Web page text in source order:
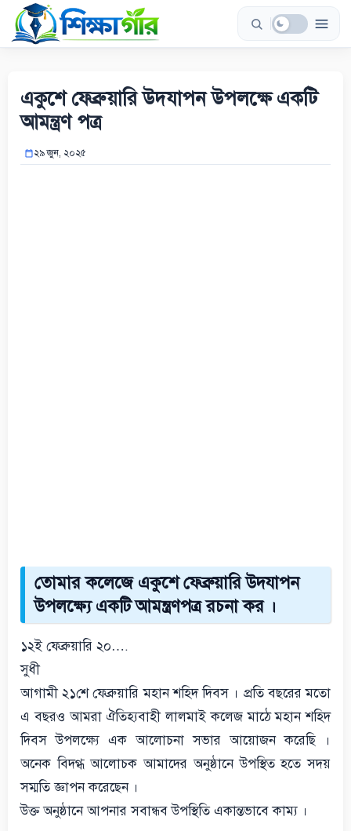
Skip
content
একুশে ফেব্রুয়ারি উদযাপন উপলক্ষে একটি
আমন্ত্রণ পত্র
২৯ জুন, ২০২৫
তোমার কলেজে একুশে ফেব্রুয়ারি উদযাপন
উপলক্ষ্যে একটি আমন্ত্রণপত্র রচনা কর ।
১২ই ফেব্রুয়ারি ২০….
সুধী
আগামী ২১শে ফেব্রুয়ারি মহান শহিদ দিবস । প্রতি বছরের মতো
এ বছরও আমরা ঐতিহ্যবাহী লালমাই কলেজ মাঠে মহান শহিদ
দিবস উপলক্ষ্যে এক আলোচনা সভার আয়োজন করেছি ।
অনেক বিদগ্ধ আলোচক আমাদের অনুষ্ঠানে উপস্থিত হতে সদয়
সম্মতি জ্ঞাপন করেছেন ।
উক্ত অনুষ্ঠানে আপনার সবান্ধব উপস্থিতি একান্তভাবে কাম্য ।